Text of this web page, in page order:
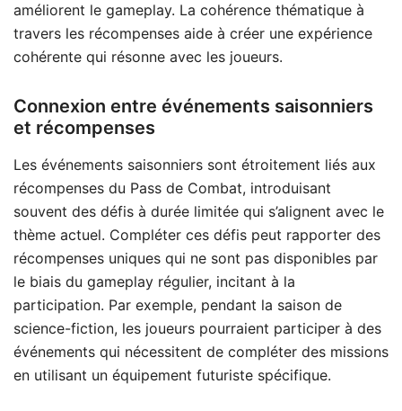
améliorent le gameplay. La cohérence thématique à
travers les récompenses aide à créer une expérience
cohérente qui résonne avec les joueurs.
Connexion entre événements saisonniers
et récompenses
Les événements saisonniers sont étroitement liés aux
récompenses du Pass de Combat, introduisant
souvent des défis à durée limitée qui s’alignent avec le
thème actuel. Compléter ces défis peut rapporter des
récompenses uniques qui ne sont pas disponibles par
le biais du gameplay régulier, incitant à la
participation. Par exemple, pendant la saison de
science-fiction, les joueurs pourraient participer à des
événements qui nécessitent de compléter des missions
en utilisant un équipement futuriste spécifique.